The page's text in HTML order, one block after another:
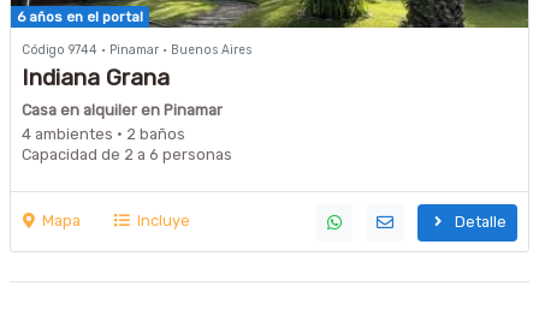
6 años en el portal
Código 9744 · Pinamar · Buenos Aires
Indiana Grana
Casa en alquiler en Pinamar
4 ambientes · 2 baños
Capacidad de 2 a 6 personas
Mapa Incluye Detalle